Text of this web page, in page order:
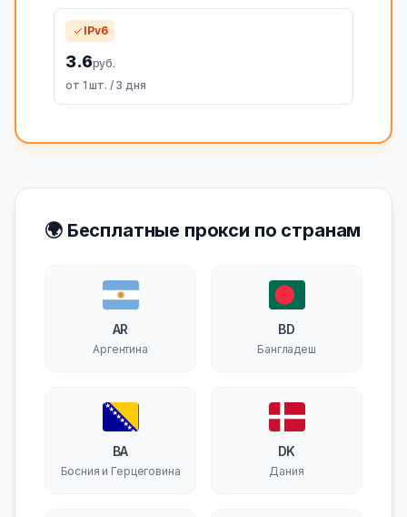
IPv6
3.6руб.
от 1 шт. / 3 дня
🌍 Бесплатные прокси по странам
AR
Аргентина
BD
Бангладеш
BA
Босния и Герцеговина
DK
Дания